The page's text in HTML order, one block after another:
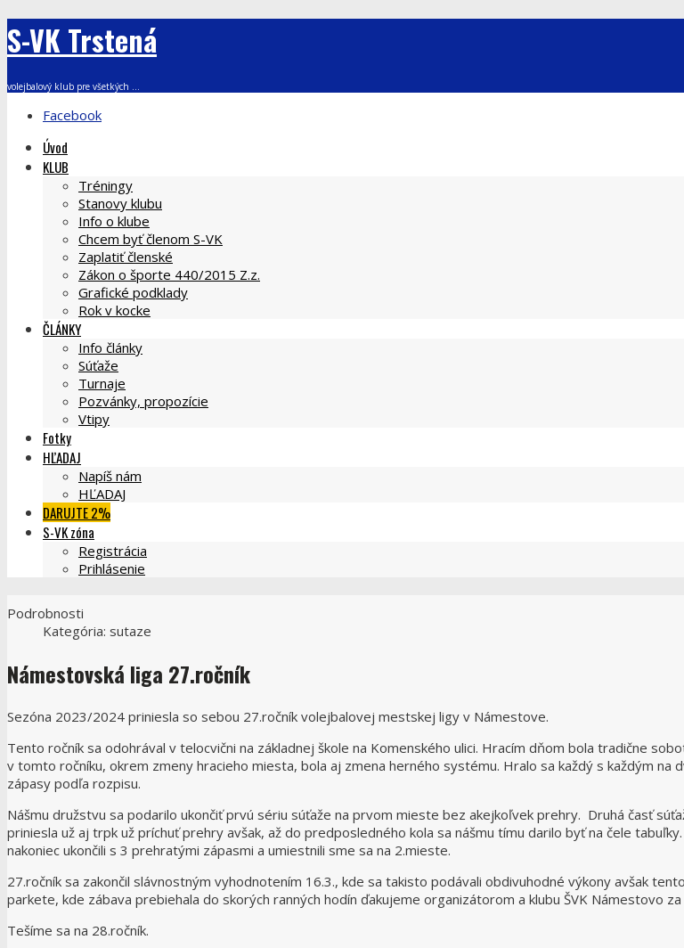
S-VK Trstená
volejbalový klub pre všetkých ...
Facebook
Úvod
KLUB
Tréningy
Stanovy klubu
Info o klube
Chcem byť členom S-VK
Zaplatiť členské
Zákon o športe 440/2015 Z.z.
Grafické podklady
Rok v kocke
ČLÁNKY
Info články
Súťaže
Turnaje
Pozvánky, propozície
Vtipy
Fotky
HĽADAJ
Napíš nám
HĽADAJ
DARUJTE 2%
S-VK zóna
Registrácia
Prihlásenie
Podrobnosti
Kategória: sutaze
Námestovská liga 27.ročník
Sezóna 2023/2024 priniesla so sebou 27.ročník volejbalovej mestskej ligy v Námestove.
Tento ročník sa odohrával v telocvični na základnej škole na Komenského ulici. Hracím dňom bola tradične
v tomto ročníku, okrem zmeny hracieho miesta, bola aj zmena herného systému. Hralo sa každý s každým na
zápasy podľa rozpisu.
Nášmu družstvu sa podarilo ukončiť prvú sériu súťaže na prvom mieste bez akejkoľvek prehry. Druhá časť
priniesla už aj trpk už príchuť prehry avšak, až do predposledného kola sa nášmu tímu darilo byť na čele
nakoniec ukončili s 3 prehratými zápasmi a umiestnili sme sa na 2.mieste.
27.ročník sa zakončil slávnostným vyhodnotením 16.3., kde sa takisto podávali obdivuhodné výkony avšak
parkete, kde zábava prebiehala do skorých ranných hodín ďakujeme organizátorom a klubu ŠVK Námestovo za
Tešíme sa na 28.ročník.